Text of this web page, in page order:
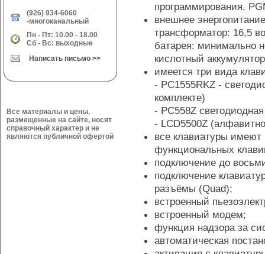
(926) 934-6060
-многоканальный
Пн - Пт: 10.00 - 18.00
Сб - Вс: выходные
Написать письмо >>
Все материалы и цены,
размещенные на сайте, носят
справочный характер и не
являются публичной офертой
программирования,
внешнее
трансформатор: 16,5
батарея: минимально
кислотный
имеется три вида
- PC1555RKZ -
комплекте)
- PC558Z
- LCD5500Z
все клавиатуры
функциональных
подключение до
подключение
разъёмы (Quad);
встроенный
встроенный модем;
функция надзора за
автоматическая